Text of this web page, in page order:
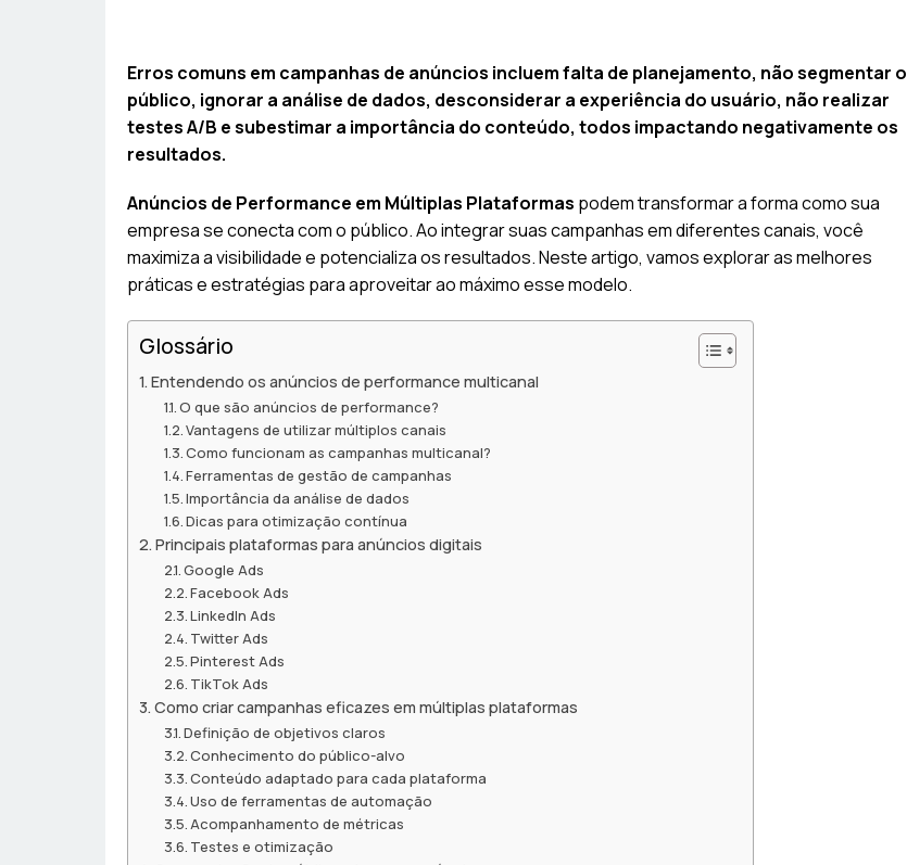
Erros comuns em campanhas de anúncios incluem falta de planejamento, não segmentar o
público, ignorar a análise de dados, desconsiderar a experiência do usuário, não realizar
testes A/B e subestimar a importância do conteúdo, todos impactando negativamente os
resultados.
Anúncios de Performance em Múltiplas Plataformas podem transformar a forma como sua
empresa se conecta com o público. Ao integrar suas campanhas em diferentes canais, você
maximiza a visibilidade e potencializa os resultados. Neste artigo, vamos explorar as melhores
práticas e estratégias para aproveitar ao máximo esse modelo.
Glossário
Entendendo os anúncios de performance multicanal
O que são anúncios de performance?
Vantagens de utilizar múltiplos canais
Como funcionam as campanhas multicanal?
Ferramentas de gestão de campanhas
Importância da análise de dados
Dicas para otimização contínua
Principais plataformas para anúncios digitais
Google Ads
Facebook Ads
LinkedIn Ads
Twitter Ads
Pinterest Ads
TikTok Ads
Como criar campanhas eficazes em múltiplas plataformas
Definição de objetivos claros
Conhecimento do público-alvo
Conteúdo adaptado para cada plataforma
Uso de ferramentas de automação
Acompanhamento de métricas
Testes e otimização